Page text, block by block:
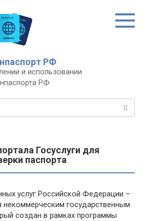
РФ
и использовании
РФ
Госуслуги для
паспорта
услуг Российской Федерации –
некоммерческим государственным
создан в рамках программы